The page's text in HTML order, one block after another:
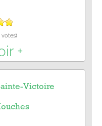
votes)
+
Victoire